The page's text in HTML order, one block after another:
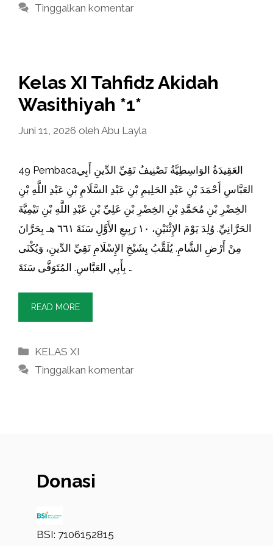
Tinggalkan komentar
Kelas XI Tahfidz Akidah
Wasithiyah *1*
Juni 11, 2026 oleh Abu Layla
49 Pembacaالعَقِيدَةُ الوَاسِطِيَّةُ تَصْنِيفُ تَقِيِّ الدِّينِ أَبِي
العَبَّاسِ أَحْمَدَ بْنِ عَبْدِ الحَلِيمِ بْنِ عَبْدِ السَّلَامِ بْنِ عَبْدِ اللَّهِ بْنِ
الخِضْرِ بْنِ مُحَمَّدِ بْنِ الخِضْرِ بْنِ عَلِيِّ بْنِ عَبْدِ اللَّهِ بْنِ تَيْمِيَّةَ
الحَرَّانِيِّ. وُلِدَ يَوْمَ الإِثْنَيْنِ، ١٠ رَبِيعِ الأَوَّلِ سَنَةَ ٦٦١ هـ بِحَرَّانَ
مِنْ أَرْضِ الشَّامِ. يُلَقَّبُ بِشَيْخِ الإِسْلَامِ تَقِيِّ الدِّينِ، وَيُكْنَى
بِأَبِي العَبَّاسِ. المُتَوَفَّى سَنَةَ …
READ MORE
Kategori
KELAS XI
Tinggalkan komentar
Donasi
BSI: 7106152815